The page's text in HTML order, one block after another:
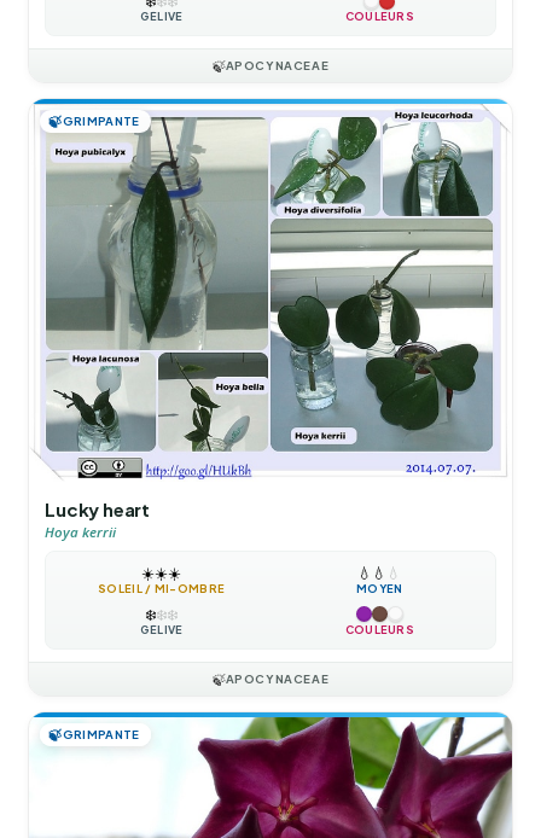
GÉLIVE COULEURS
🍃APOCYNACEAE
🍃GRIMPANTE
Lucky heart
Hoya kerrii
☀️☀️☀️
SOLEIL / MI-OMBRE
💧 💧 💧
MOYEN
❄️❄️❄️
GÉLIVE COULEURS
🍃APOCYNACEAE
🍃GRIMPANTE